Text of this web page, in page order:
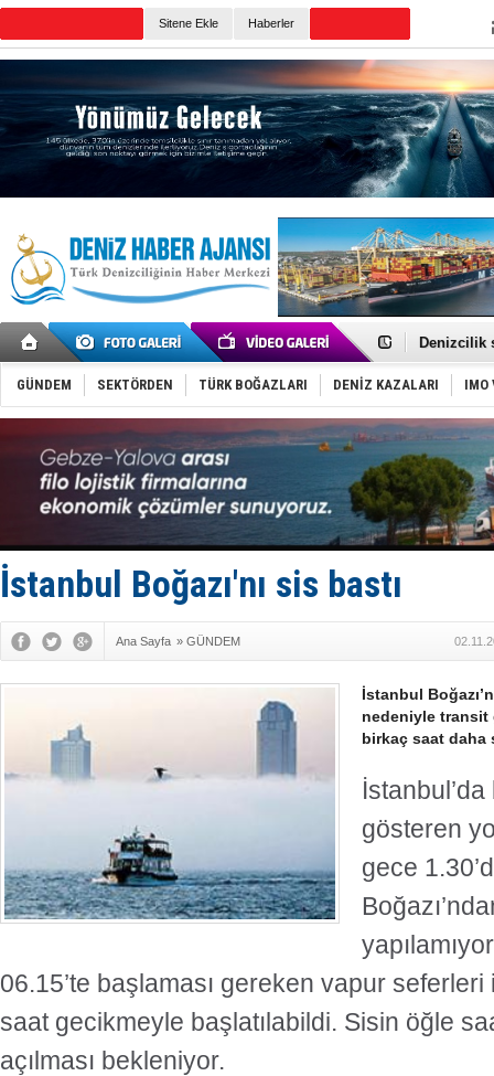
Sitene Ekle Haberler
Rusya,
Denizcilik
‘14.
Taksi
TÜRKLİM
SOCAR
Dünyanın
Keşfedildi:
GÜNDEM SEKTÖRDEN TÜRK BOĞAZLARI DENİZ KAZALARI IMO
İstanbul Boğazı'nı sis bastı
Ana Sayfa » GÜNDEM
İstanbul
nedeniyle
birkaç saat daha
gösteren
gece
06.15’te başlaması gereken vapur
saat gecikmeyle başlatılabildi. Sisin öğle
açılması bekleniyor.